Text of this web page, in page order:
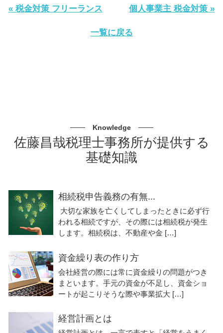
« 税金対策 フリーランス 個人事業主 税金対策 »
一覧に戻る
Knowledge
佐藤昌哉税理士事務所が提供する
基礎知識
相続税申告義務の有無...
大切な家族を亡くしてしまったときに必ず行
われる相続ですが、その際には相続税が発生
します。相続税は、不動産や金 […]
資金繰り表の作り方
会社経営の際には常に資金繰りの問題がつき
まといます。手元の資金が不足し、資金ショ
ートが起こりそうな際や事業拡大 […]
経営計画とは